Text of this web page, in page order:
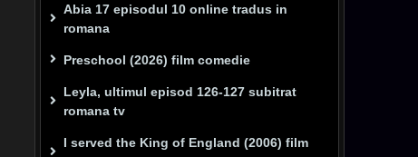
Abia 17 episodul 10 online tradus in
romana
Preschool (2026) film comedie
Leyla, ultimul episod 126-127 subitrat
romana tv
I served the King of England (2006) film